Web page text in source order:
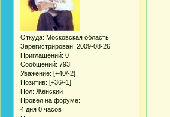
Откуда: Московская область
Зарегистрирован: 2009-08-26
Приглашений: 0
Сообщений: 793
Уважение: [+40/-2]
Позитив: [+36/-1]
Пол: Женский
Провел на форуме:
4 дня 0 часов